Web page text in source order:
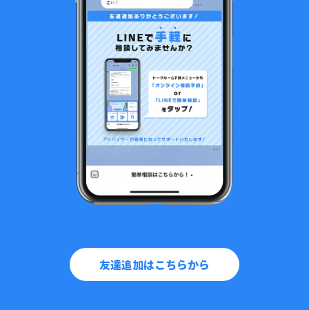
友達追加はこちらから